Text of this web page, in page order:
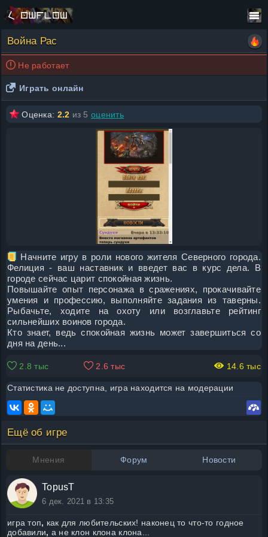
Война Рас
Не работает
Играть онлайн
Оценка: 2.2 из 5 оценить
Начните игру в роли нового жителя Северного города.
Фелиция - ваш наставник и введет вас в курс дела. В
городе сейчас царит спокойная жизнь.
Повышайте опыт персонажа в сражениях, прокачивайте
умения и профессию, выполняйте задания из таверны.
Рыбачьте, ходите на охоту или возглавьте рейтинг
сильнейших воинов города.
Кто знает, ведь спокойная жизнь может завершиться со
дня на день...
2.8 тыс 2.6 тыс 14.6 тыс
Статистика не доступна, игра находится на модерации
Ещё об игре
Мнения Форум Новости
TopusT
6 дек. 2021 в 13:35
игра топ, как для любительских! наконец то что-то годное
добавили, а не клон клона клона...